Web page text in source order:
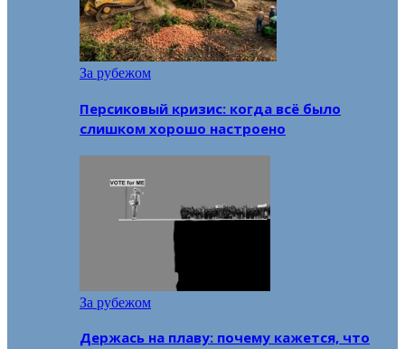
За рубежом
Персиковый кризис: когда всё было
слишком хорошо настроено
За рубежом
Держась на плаву: почему кажется, что